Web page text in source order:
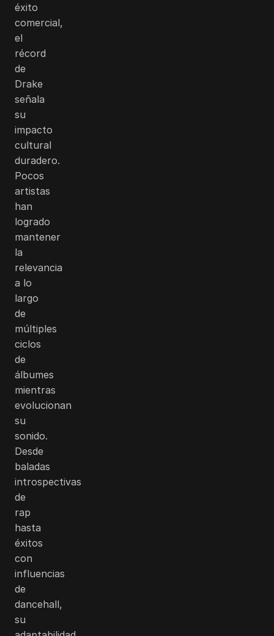
éxito
comercial,
el
récord
de
Drake
señala
su
impacto
cultural
duradero.
Pocos
artistas
han
logrado
mantener
la
relevancia
a lo
largo
de
múltiples
ciclos
de
álbumes
mientras
evolucionan
su
sonido.
Desde
baladas
introspectivas
de
rap
hasta
éxitos
con
influencias
de
dancehall,
su